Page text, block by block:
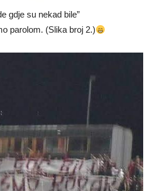
gdje su nekad bile”
parolom. (Slika broj 2.)